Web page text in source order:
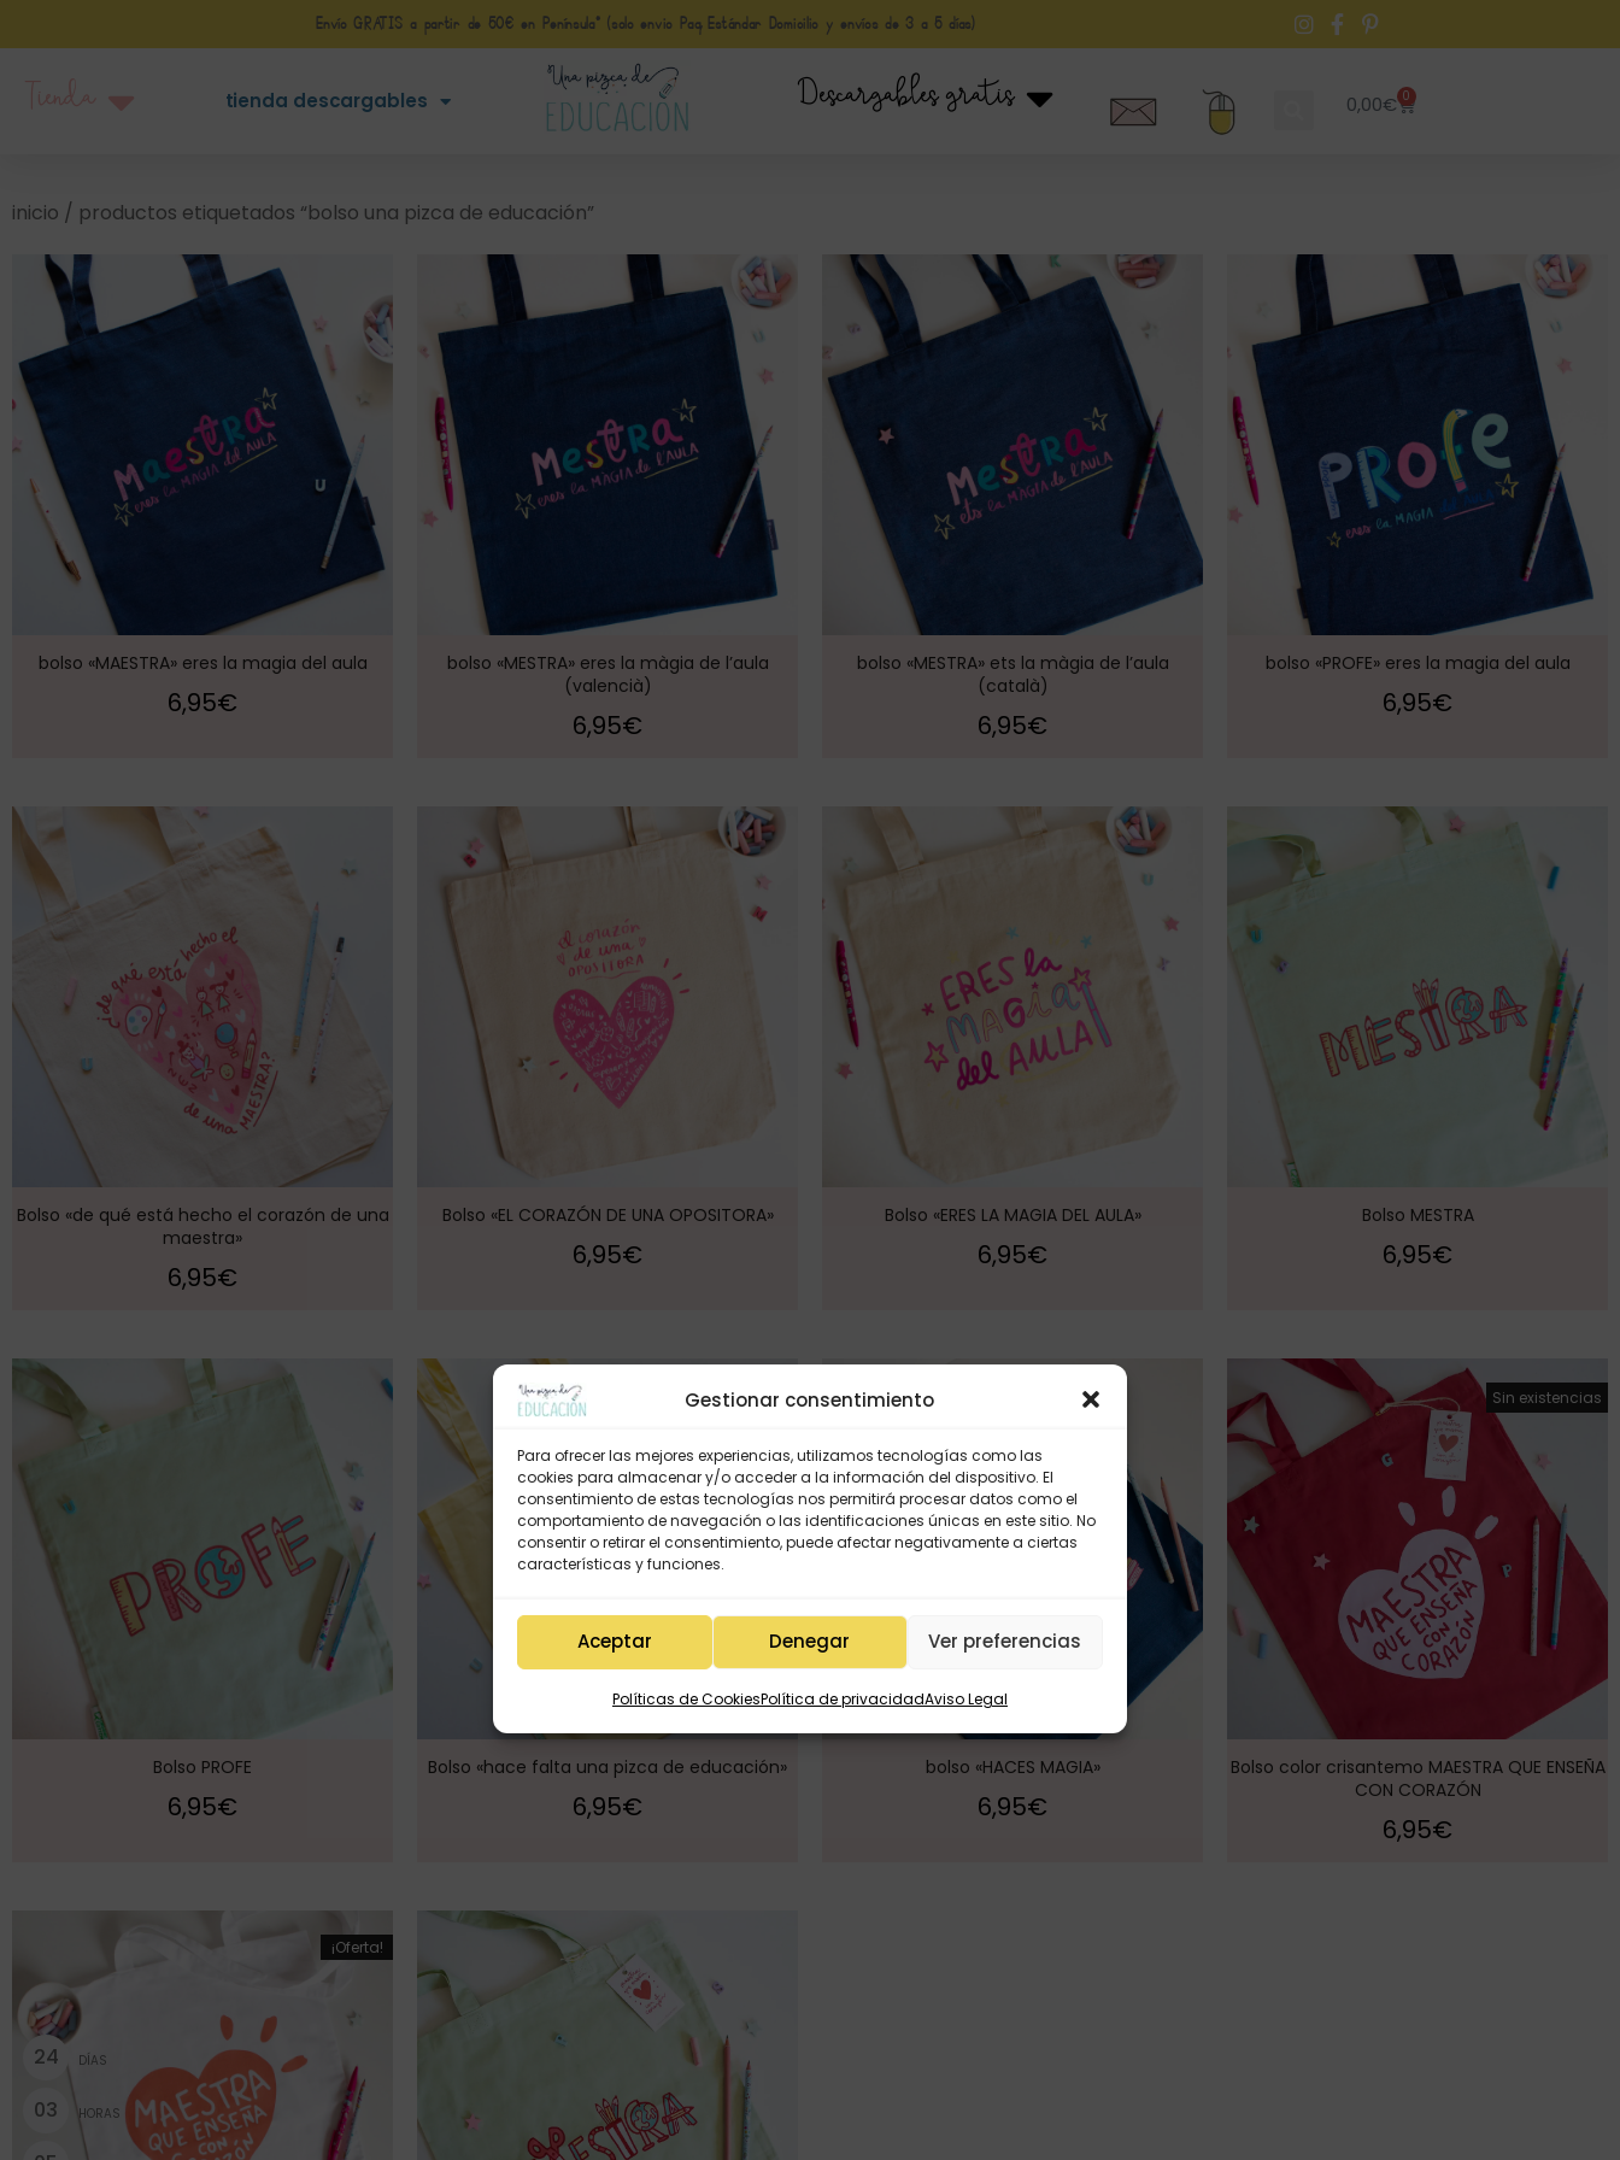
Gestionar consentimiento
Para ofrecer las mejores experiencias, utilizamos tecnologías como las
cookies para almacenar y/o acceder a la información del dispositivo. El
consentimiento de estas tecnologías nos permitirá procesar datos como el
comportamiento de navegación o las identificaciones únicas en este sitio. No
consentir o retirar el consentimiento, puede afectar negativamente a ciertas
características y funciones.
Aceptar Denegar Ver preferencias
Políticas de CookiesPolítica de privacidadAviso Legal
Envío GRATIS a partir de 50€ en Península* (solo envio Paq Estándar Domicilio y envíos de 3 a 5 días)
tienda descargables Descargables gratis 0,00€ 0
inicio / productos etiquetados “bolso una pizca de educación”
bolso «MAESTRA» eres la magia del aula
6,95€
bolso «MESTRA» eres la màgia de l’aula
(valencià)
6,95€
bolso «MESTRA» ets la màgia de l’aula
(català)
6,95€
bolso «PROFE» eres la magia del aula
6,95€
Bolso «de qué está hecho el corazón de una
maestra»
6,95€
Bolso «EL CORAZÓN DE UNA OPOSITORA»
6,95€
Bolso «ERES LA MAGIA DEL AULA»
6,95€
Bolso MESTRA
6,95€
Bolso PROFE
6,95€
Bolso «hace falta una pizca de educación»
6,95€
bolso «HACES MAGIA»
6,95€
Sin existencias
Bolso color crisantemo MAESTRA QUE ENSEÑA
CON CORAZÓN
6,95€
¡Oferta!
24 DÍAS
03 HORAS